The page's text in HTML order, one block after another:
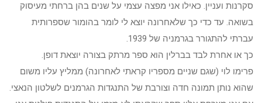
סקרנות ועניין. כאילו אני מפצה עצמי על שנים בהן ברחתי מעיסוק
בשואה. עד כדי כך שלאחרונה יוצא לי לומר בהומור שספרותית
עברתי להתגורר בגרמניה של 1939.
כך או אחרת לבד בברלין הוא ספר מרתק בצורה יוצאת דופן.
פרימו לוי (שגם שניים מספריו קראתי לאחרונה) ממליץ עליו משום
שהוא נותן תמונה חדה וצורבת של התנגדות הגרמנים לשלטון הנאצי.